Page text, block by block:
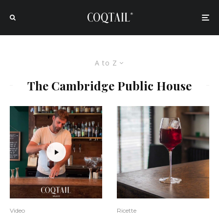
A to Z
The Cambridge Public House
Video Ricette